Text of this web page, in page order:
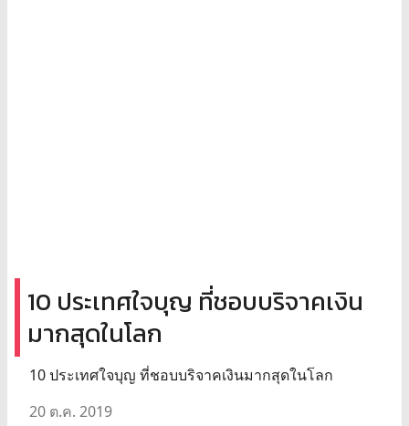
10 ประเทศใจบุญ ที่ชอบบริจาคเงิน
มากสุดในโลก
10 ประเทศใจบุญ ที่ชอบบริจาคเงินมากสุดในโลก
20 ต.ค. 2019